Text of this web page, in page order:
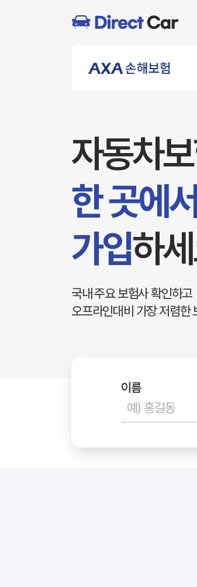
자동차
한 곳에
가입하
국내 주요 보험사 확인하고
오프라인대비 가장 저렴한
이름